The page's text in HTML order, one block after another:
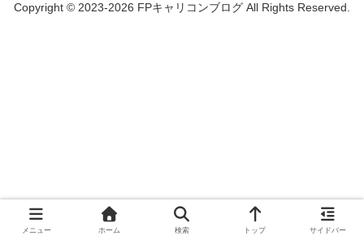
Copyright © 2023-2026 FPキャリコンブログ All Rights Reserved.
メニュー ホーム 検索 トップ サイドバー